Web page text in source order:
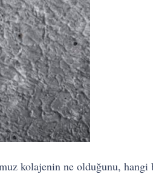
kolajenin ne olduğunu, hangi